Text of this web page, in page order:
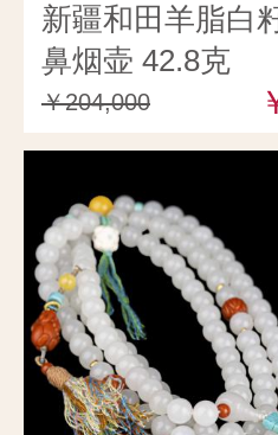
新疆和田羊脂白
鼻烟壶 42.8克
￥204,000